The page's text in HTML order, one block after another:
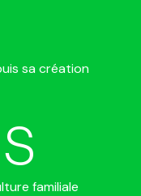
sa création
familiale